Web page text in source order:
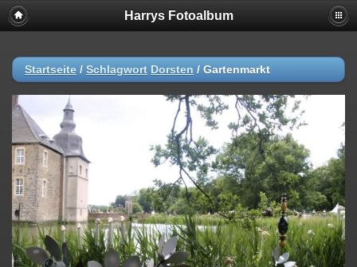
Harrys Fotoalbum
Startseite / Schlagwort Dorsten / Gartenmarkt